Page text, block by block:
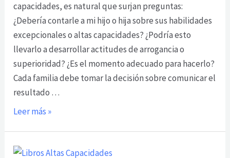
capacidades, es natural que surjan preguntas:
¿Debería contarle a mi hijo o hija sobre sus habilidades
excepcionales o altas capacidades? ¿Podría esto
llevarlo a desarrollar actitudes de arrogancia o
superioridad? ¿Es el momento adecuado para hacerlo?
Cada familia debe tomar la decisión sobre comunicar el
resultado …
persona
con
altas
capacidades
Leer más »
6